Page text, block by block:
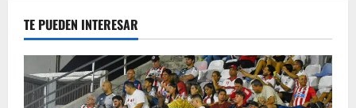
TE PUEDEN INTERESAR